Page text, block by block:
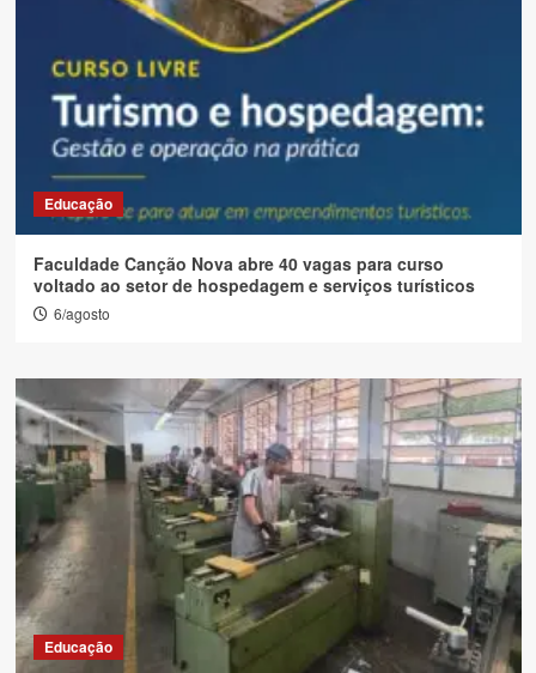
Educação
Faculdade Canção Nova abre 40 vagas para curso
voltado ao setor de hospedagem e serviços turísticos
6/agosto
Educação